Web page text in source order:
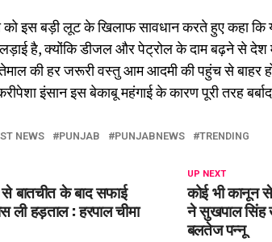
इस बड़ी लूट के खिलाफ सावधान करते हुए कहा कि
है, क्योंकि डीजल और पेट्रोल के दाम बढ़ने से देश
की हर जरूरी वस्तु आम आदमी की पहुंच से बाहर हो
इंसान इस बेकाबू महंगाई के कारण पूरी तरह बर्बाद
NEWS PUNJAB PUNJABNEWS TRENDING
UP NEXT
कोई भी कानून
ने सुखपाल सिंह
बलतेज पन्नू
बातचीत के बाद सफाई
ली हड़ताल : हरपाल चीमा